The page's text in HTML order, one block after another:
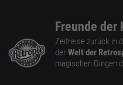
Freunde der
Zeitreise zurück in
der Welt der
magischen Dingen